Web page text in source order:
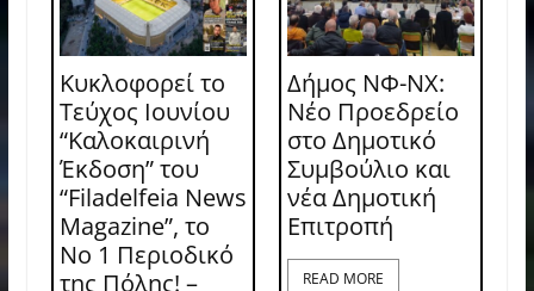
Κυκλοφορεί το
Τεύχος Ιουνίου
“Καλοκαιρινή
Έκδοση” του
“Filadelfeia News
Magazine”, το
Νο 1 Περιοδικό
της Πόλης! –
Δήμος ΝΦ-ΝΧ:
Νέο Προεδρείο
στο Δημοτικό
Συμβούλιο και
νέα Δημοτική
Επιτροπή
READ MORE